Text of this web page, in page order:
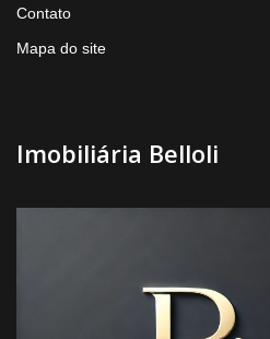
Contato
Mapa do site
Imobiliária Belloli